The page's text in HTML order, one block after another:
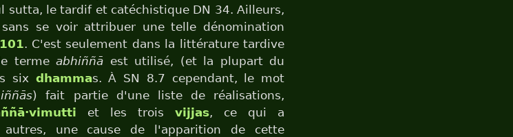
sutta, le tardif et catéchistique DN 34. Ailleurs,
se voir attribuer une telle dénomination
. C'est seulement dans la littérature tardive
termeabhiññā est utilisé, (et la plupart du
six dhammas. À SN 8.7 cependant, le mot
) fait partie d'une liste de réalisations,
et les trois vijjas, ce qui a
autres, une cause de l'apparition de cette